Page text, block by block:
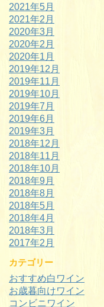
2021年5月
2021年2月
2020年3月
2020年2月
2020年1月
2019年12月
2019年11月
2019年10月
2019年7月
2019年6月
2019年3月
2018年12月
2018年11月
2018年10月
2018年9月
2018年8月
2018年5月
2018年4月
2018年3月
2017年2月
カテゴリー
おすすめ白ワイン
お歳暮向けワイン
コンビニワイン